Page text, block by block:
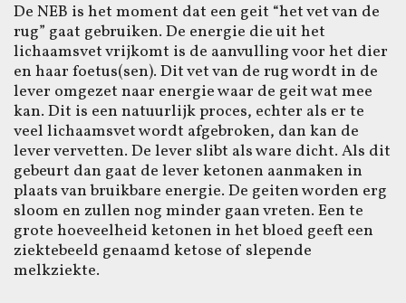
De NEB is het moment dat een geit “het vet van de
rug” gaat gebruiken. De energie die uit het
lichaamsvet vrijkomt is de aanvulling voor het dier
en haar foetus(sen). Dit vet van de rug wordt in de
lever omgezet naar energie waar de geit wat mee
kan. Dit is een natuurlijk proces, echter als er te
veel lichaamsvet wordt afgebroken, dan kan de
lever vervetten. De lever slibt als ware dicht. Als dit
gebeurt dan gaat de lever ketonen aanmaken in
plaats van bruikbare energie. De geiten worden erg
sloom en zullen nog minder gaan vreten. Een te
grote hoeveelheid ketonen in het bloed geeft een
ziektebeeld genaamd ketose of slepende
melkziekte.